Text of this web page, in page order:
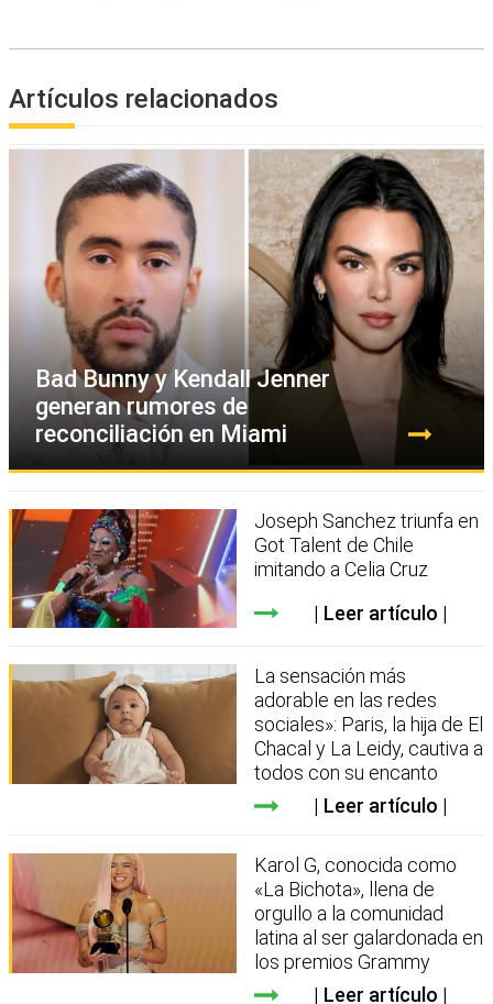
Artículos relacionados
Bad Bunny y Kendall Jenner
generan rumores de
reconciliación en Miami
Joseph Sanchez triunfa en
Got Talent de Chile
imitando a Celia Cruz
Leer artículo
La sensación más
adorable en las redes
sociales»: Paris, la hija de El
Chacal y La Leidy, cautiva a
todos con su encanto
Leer artículo
Karol G, conocida como
«La Bichota», llena de
orgullo a la comunidad
latina al ser galardonada en
los premios Grammy
Leer artículo